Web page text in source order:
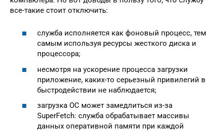
все-такие стоит отключить:
служба исполняется как фоновый процесс, тем
самым используя ресурсы жесткого диска и
процессора;
несмотря на ускорение процесса загрузки
приложение, каких-то серьезный привилегий в
быстродействии не наблюдается;
загрузка ОС может замедлиться из-за
SuperFetch: служба обрабатывает массивы
данных оперативной памяти при каждой